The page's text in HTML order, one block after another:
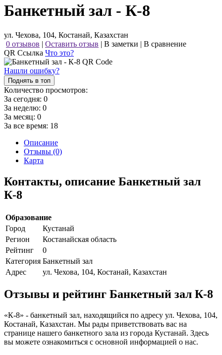
Банкетный зал - К-8
ул. Чехова, 104, Костанай, Казахстан
0 отзывов | Оставить отзыв | В заметки | В сравнение
QR Ссылка Что это?
Нашли ошибку?
Поднять в топ
Количество просмотров:
За сегодня: 0
За неделю: 0
За месяц: 0
За все время: 18
Описание
Отзывы (0)
Карта
Контакты, описание Банкетный зал
К-8
Образование
Город
Кустанай
Регион
Костанайская область
Рейтинг
0
Категория Банкетный зал
Адрес
ул. Чехова, 104, Костанай, Казахстан
Отзывы и рейтинг Банкетный зал К-8
«К-8» - банкетный зал, находящийся по адресу ул. Чехова, 104,
Костанай, Казахстан. Мы рады приветствовать вас на
странице нашего банкетного зала из города Кустанай. Здесь
вы можете ознакомиться с основной информацией о нас.